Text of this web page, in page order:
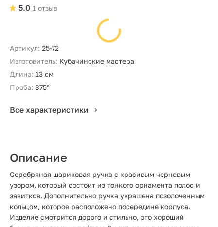
1 отзыв
5.0
Артикул: 25-72
Изготовитель: Кубачинские мастера
Длина: 13 см
Проба: 875°
Все характеристики
Описание
Серебряная шариковая ручка с красивым черневым
узором, который состоит из тонкого орнамента полос и
завитков. Дополнительно ручка украшена позолоченным
кольцом, которое расположено посередине корпуса.
Изделие смотрится дорого и стильно, это хороший